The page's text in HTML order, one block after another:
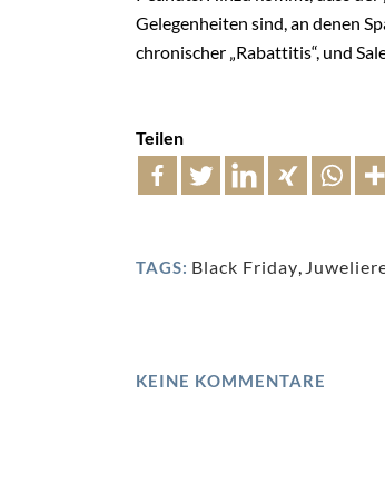
Gelegenheiten sind, an denen
chronischer „Rabattitis“, und
Teilen
TAGS: Black Friday
KEINE KOMMENTARE